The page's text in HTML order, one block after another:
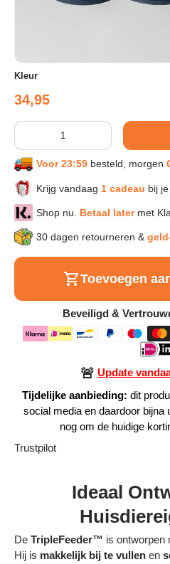
Kids & Speelgoed
Huisdieren
Huishouden &
Alle Producten
Alle collecties
Over ons
Kleur
Reguliere prijs
34,95
Aantal
Voor 23:59 besteld, morgen
Krijg vandaag 1 cadeau bij
Shop nu. Betaal latermet
30 dagen retourneren &
Toevoegen
Beveiligd &
🚨 Update
Tijdelijke aanbieding: dit
social media en daardoor bijna
nog om de huidige
Trustpilot
Ideaal
De TripleFeeder™ is ontworpen
Hij is makkelijk bij te vullen en